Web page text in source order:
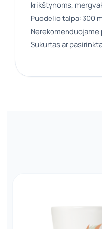
krikštynoms,
Puodelio talpa: 300
Sukurtas ar